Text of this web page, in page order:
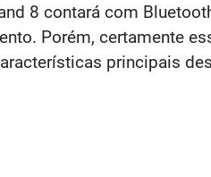
8 contará com
Porém, certamente
principais